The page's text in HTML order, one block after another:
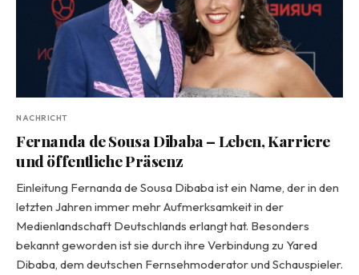
NACHRICHT
Fernanda de Sousa Dibaba – Leben, Karriere
und öffentliche Präsenz
Einleitung Fernanda de Sousa Dibaba ist ein Name, der in den
letzten Jahren immer mehr Aufmerksamkeit in der
Medienlandschaft Deutschlands erlangt hat. Besonders
bekannt geworden ist sie durch ihre Verbindung zu Yared
Dibaba, dem deutschen Fernsehmoderator und Schauspieler.